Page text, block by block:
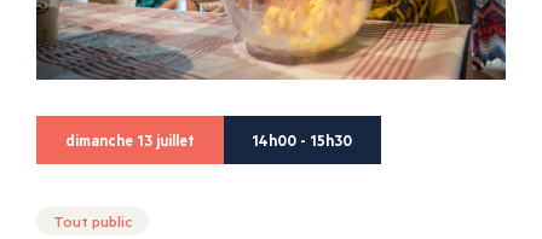
dimanche 13 juillet 14h00 - 15h30
Tout public